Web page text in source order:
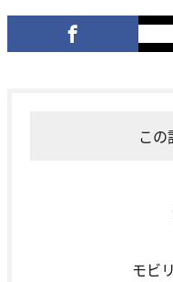
この
モビ